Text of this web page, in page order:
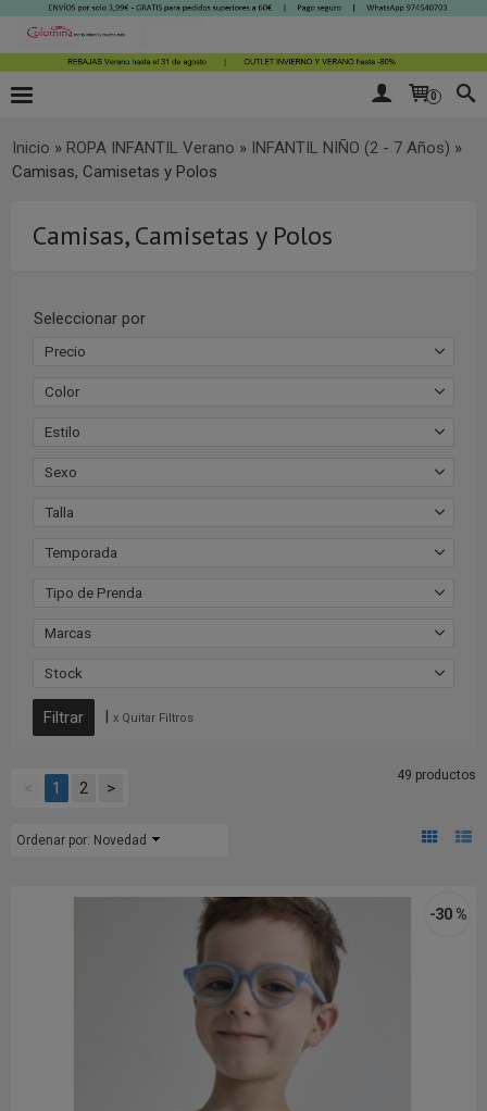
0
Inicio » ROPA INFANTIL Verano » INFANTIL NIÑO (2 - 7 Años) »
Camisas, Camisetas y Polos
Camisas, Camisetas y Polos
Seleccionar por
Precio
Color
Estilo
Sexo
Talla
Temporada
Tipo de Prenda
Marcas
Stock
| x Quitar Filtros
1 2 >
49 productos
Ordenar por: Novedad
-30 %